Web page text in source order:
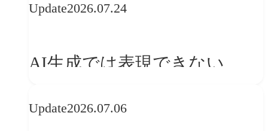
──「優れたブランド体験」
か
Update2026.07.24
AI生成では表現できない
望
Update2026.07.06